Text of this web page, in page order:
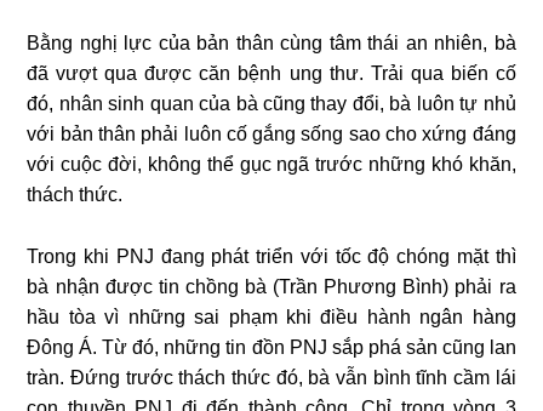
Bằng nghị lực của bản thân cùng tâm thái an nhiên, bà
đã vượt qua được căn bệnh ung thư. Trải qua biến cố
đó, nhân sinh quan của bà cũng thay đổi, bà luôn tự nhủ
với bản thân phải luôn cố gắng sống sao cho xứng đáng
với cuộc đời, không thể gục ngã trước những khó khăn,
thách thức.
Trong khi PNJ đang phát triển với tốc độ chóng mặt thì
bà nhận được tin chồng bà (Trần Phương Bình) phải ra
hầu tòa vì những sai phạm khi điều hành ngân hàng
Đông Á. Từ đó, những tin đồn PNJ sắp phá sản cũng lan
tràn. Đứng trước thách thức đó, bà vẫn bình tĩnh cầm lái